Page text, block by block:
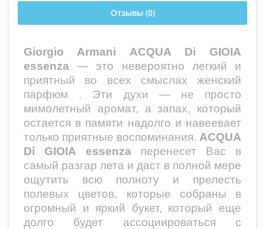
Отзывы (0)
Giorgio Armani ACQUA Di GIOIA
essenza — это невероятно легкий и
приятный во всех смыслах женский
парфюм . Эти духи — не просто
мимолетный аромат, а запах, который
остается в памяти надолго и навеевает
только приятные воспоминания. ACQUA
Di GIOIA
essenza перенесет Вас в
самый разгар лета и даст в полной мере
ощутить всю полноту и прелесть
полевых цветов, которые собраны в
огромный и яркий букет, который еще
долго будет ассоциироваться с